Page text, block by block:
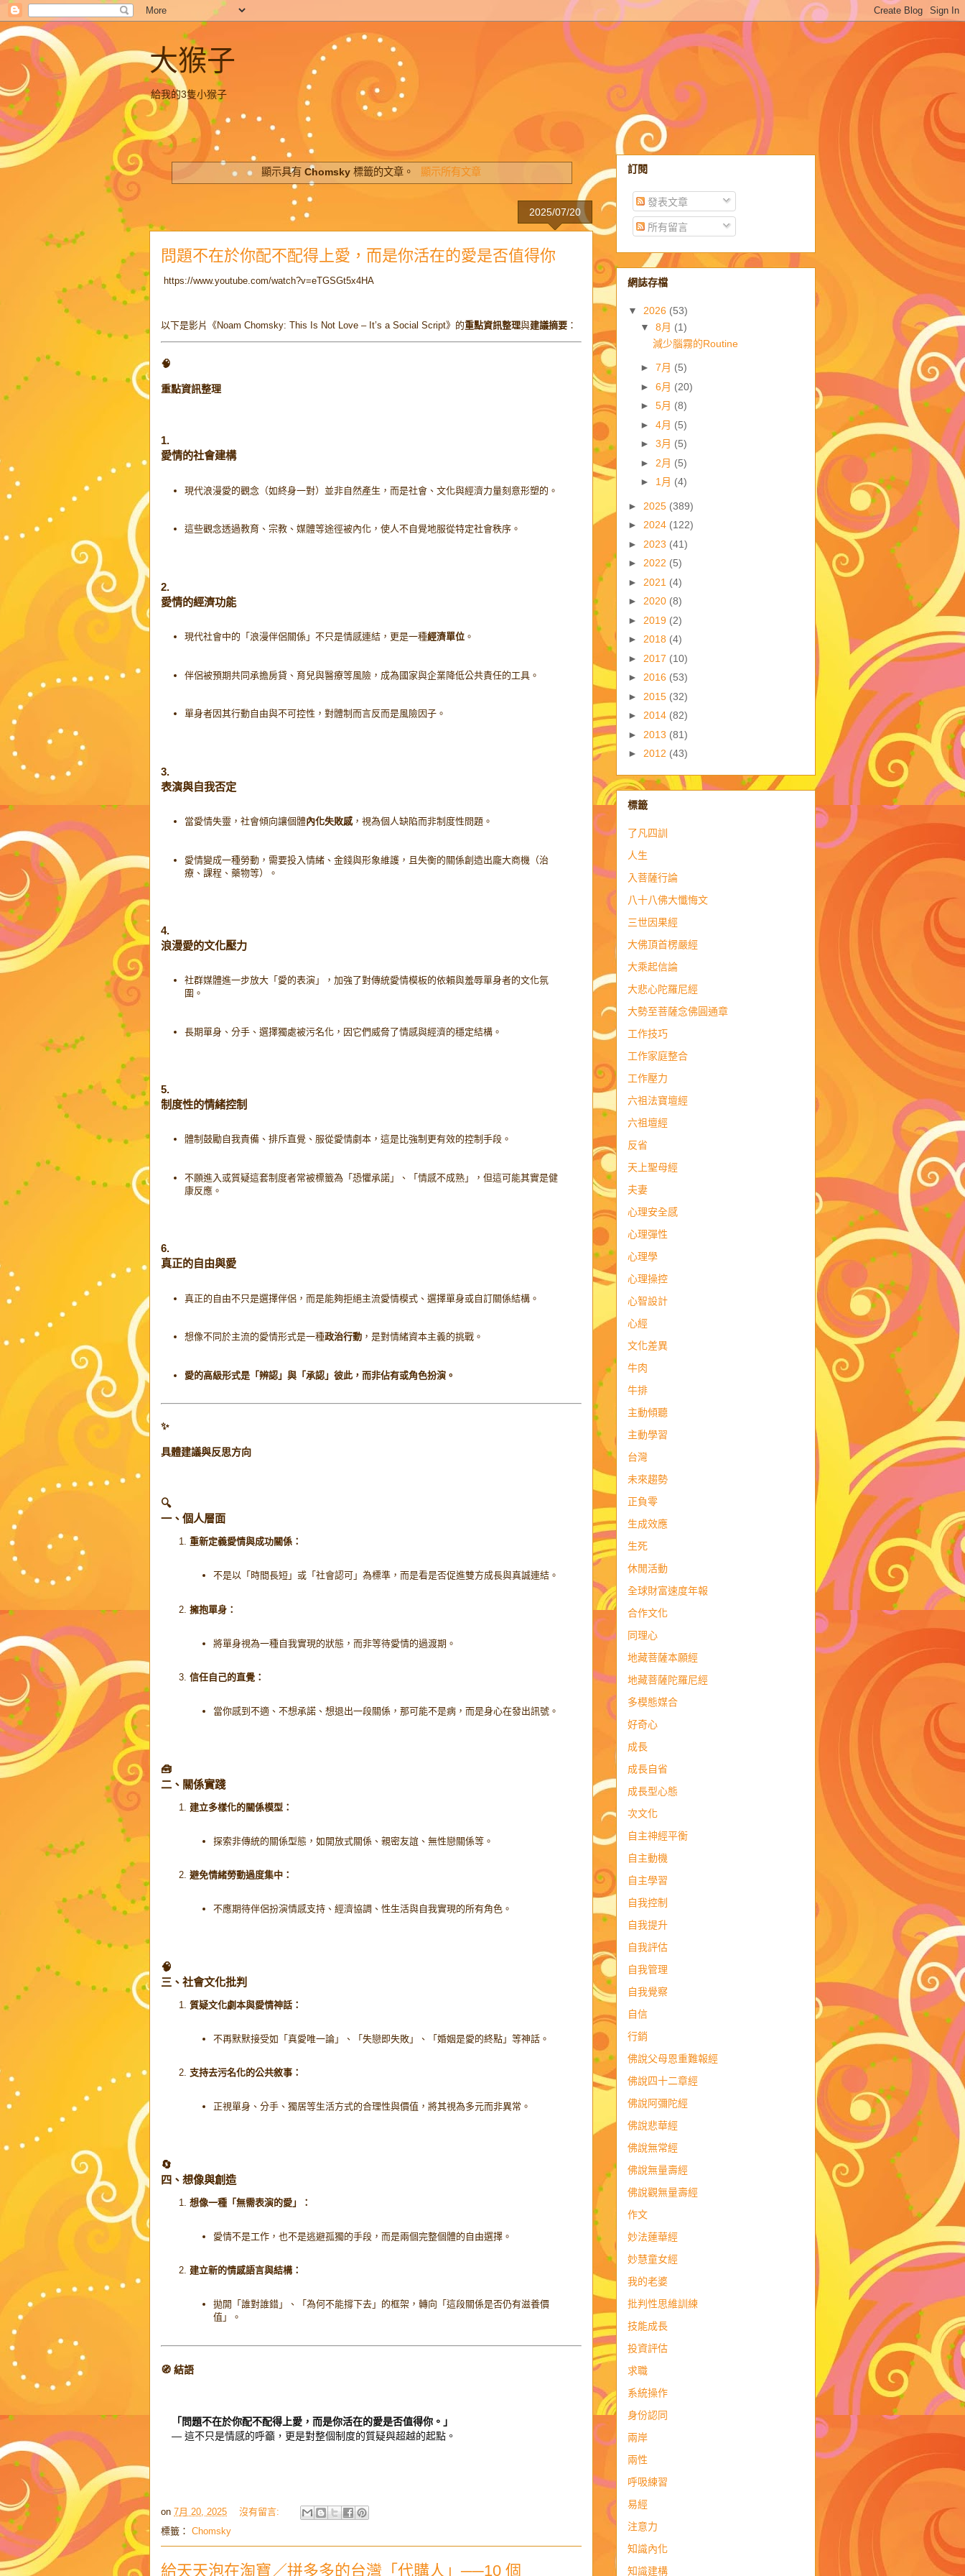
大猴子
給我的3隻小猴子
顯示具有Chomsky 標籤的文章。 顯示所有文章
2025/07/20
問題不在於你配不配得上愛，而是你活在的愛是否值得你
https://www.youtube.com/watch?v=eTGSGt5x4HA
以下是影片《Noam Chomsky: This Is Not Love – It’s a Social Script》的重點資訊整理與建議摘要 ：
🧠
重點資訊整理
1.
愛情的社會建構
現代浪漫愛的觀念（如終身一對）並非自然產生，而是社會、文化與經濟力量刻意形塑的。
這些觀念透過教育、宗教、媒體等途徑被內化，使人不自覺地服從特定社會秩序。
2.
愛情的經濟功能
現代社會中的「浪漫伴侶關係」不只是情感連結，更是一種經濟單位。
伴侶被預期共同承擔房貸、育兒與醫療等風險，成為國家與企業降低公共責任的工具。
單身者因其行動自由與不可控性，對體制而言反而是風險因子。
3.
表演與自我否定
當愛情失靈，社會傾向讓個體內化失敗感，視為個人缺陷而非制度性問題。
愛情變成一種勞動，需要投入情緒、金錢與形象維護，且失衡的關係創造出龐大商機（治
療、課程、藥物等）。
4.
浪漫愛的文化壓力
社群媒體進一步放大「愛的表演」，加強了對傳統愛情模板的依賴與羞辱單身者的文化氛
圍。
長期單身、分手、選擇獨處被污名化，因它們威脅了情感與經濟的穩定結構。
5.
制度性的情緒控制
體制鼓勵自我責備、排斥直覺、服從愛情劇本，這是比強制更有效的控制手段。
不願進入或質疑這套制度者常被標籤為「恐懼承諾」、「情感不成熟」，但這可能其實是健
康反應。
6.
真正的自由與愛
真正的自由不只是選擇伴侶，而是能夠拒絕主流愛情模式、選擇單身或自訂關係結構。
想像不同於主流的愛情形式是一種政治行動，是對情緒資本主義的挑戰。
愛的高級形式是「辨認」與「承認」彼此，而非佔有或角色扮演。
✨
具體建議與反思方向
🔍
一、個人層面
重新定義愛情與成功關係：
不是以「時間長短」或「社會認可」為標準，而是看是否促進雙方成長與真誠連結。
擁抱單身：
將單身視為一種自我實現的狀態，而非等待愛情的過渡期。
信任自己的直覺：
當你感到不適、不想承諾、想退出一段關係，那可能不是病，而是身心在發出訊號。
🧰
二、關係實踐
建立多樣化的關係模型：
探索非傳統的關係型態，如開放式關係、親密友誼、無性戀關係等。
避免情緒勞動過度集中：
不應期待伴侶扮演情感支持、經濟協調、性生活與自我實現的所有角色。
🧠
三、社會文化批判
質疑文化劇本與愛情神話：
不再默默接受如「真愛唯一論」、「失戀即失敗」、「婚姻是愛的終點」等神話。
支持去污名化的公共敘事：
正視單身、分手、獨居等生活方式的合理性與價值，將其視為多元而非異常。
🔄
四、想像與創造
想像一種「無需表演的愛」：
愛情不是工作，也不是逃避孤獨的手段，而是兩個完整個體的自由選擇。
建立新的情感語言與結構：
拋開「誰對誰錯」、「為何不能撐下去」的框架，轉向「這段關係是否仍有滋養價
值」。
🧭 結語
「問題不在於你配不配得上愛，而是你活在的愛是否值得你。」
— 這不只是情感的呼籲，更是對整個制度的質疑與超越的起點。
on 7月 20, 2025
沒有留言:
標籤： Chomsky
給天天泡在淘寶／拼多多的台灣「代購人」──10 個
訂閱
發表文章
所有留言
網誌存檔
▼ 2026 (53)
▼ 8月 (1)
減少腦霧的Routine
► 7月 (5)
► 6月 (20)
► 5月 (8)
► 4月 (5)
► 3月 (5)
► 2月 (5)
► 1月 (4)
► 2025 (389)
► 2024 (122)
► 2023 (41)
► 2022 (5)
► 2021 (4)
► 2020 (8)
► 2019 (2)
► 2018 (4)
► 2017 (10)
► 2016 (53)
► 2015 (32)
► 2014 (82)
► 2013 (81)
► 2012 (43)
標籤
了凡四訓
人生
入菩薩行論
八十八佛大懺悔文
三世因果經
大佛頂首楞嚴經
大乘起信論
大悲心陀羅尼經
大勢至菩薩念佛圓通章
工作技巧
工作家庭整合
工作壓力
六祖法寶壇經
六祖壇經
反省
天上聖母經
夫妻
心理安全感
心理彈性
心理學
心理操控
心智設計
心經
文化差異
牛肉
牛排
主動傾聽
主動學習
台灣
未來趨勢
正負零
生成效應
生死
休閒活動
全球財富速度年報
合作文化
同理心
地藏菩薩本願經
地藏菩薩陀羅尼經
多模態媒合
好奇心
成長
成長自省
成長型心態
次文化
自主神經平衡
自主動機
自主學習
自我控制
自我提升
自我評估
自我管理
自我覺察
自信
行銷
佛說父母恩重難報經
佛說四十二章經
佛說阿彌陀經
佛說悲華經
佛說無常經
佛說無量壽經
佛說觀無量壽經
作文
妙法蓮華經
妙慧童女經
我的老婆
批判性思維訓練
技能成長
投資評估
求職
系統操作
身份認同
兩岸
兩性
呼吸練習
易經
注意力
知識內化
知識建構